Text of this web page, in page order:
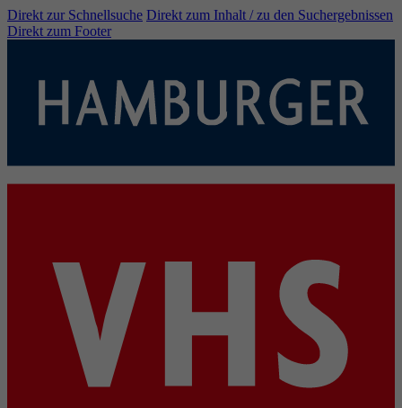
Direkt zur Schnellsuche Direkt zum Inhalt / zu den Suchergebnissen
Direkt zum Footer